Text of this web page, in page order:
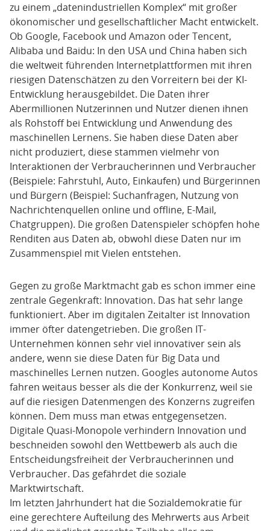
zu einem „datenindustriellen Komplex“ mit großer
ökonomischer und gesellschaftlicher Macht entwickelt.
Ob Google, Facebook und Amazon oder Tencent,
Alibaba und Baidu: In den USA und China haben sich
die weltweit führenden Internetplattformen mit ihren
riesigen Datenschätzen zu den Vorreitern bei der KI-
Entwicklung herausgebildet. Die Daten ihrer
Abermillionen Nutzerinnen und Nutzer dienen ihnen
als Rohstoff bei Entwicklung und Anwendung des
maschinellen Lernens. Sie haben diese Daten aber
nicht produziert, diese stammen vielmehr von
Interaktionen der Verbraucherinnen und Verbraucher
(Beispiele: Fahrstuhl, Auto, Einkaufen) und Bürgerinnen
und Bürgern (Beispiel: Suchanfragen, Nutzung von
Nachrichtenquellen online und offline, E-Mail,
Chatgruppen). Die großen Datenspieler schöpfen hohe
Renditen aus Daten ab, obwohl diese Daten nur im
Zusammenspiel mit Vielen entstehen.
Gegen zu große Marktmacht gab es schon immer eine
zentrale Gegenkraft: Innovation. Das hat sehr lange
funktioniert. Aber im digitalen Zeitalter ist Innovation
immer öfter datengetrieben. Die großen IT-
Unternehmen können sehr viel innovativer sein als
andere, wenn sie diese Daten für Big Data und
maschinelles Lernen nutzen. Googles autonome Autos
fahren weitaus besser als die der Konkurrenz, weil sie
auf die riesigen Datenmengen des Konzerns zugreifen
können. Dem muss man etwas entgegensetzen.
Digitale Quasi-Monopole verhindern Innovation und
beschneiden sowohl den Wettbewerb als auch die
Entscheidungsfreiheit der Verbraucherinnen und
Verbraucher. Das gefährdet die soziale
Marktwirtschaft.
Im letzten Jahrhundert hat die Sozialdemokratie für
eine gerechtere Aufteilung des Mehrwerts aus Arbeit